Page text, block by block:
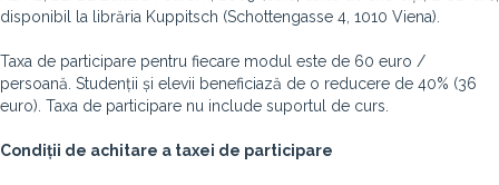
disponibil la librăria Kuppitsch (Schottengasse 4, 1010 Viena).
Taxa de participare pentru fiecare modul este de 60 euro /
persoană. Studenții și elevii beneficiază de o reducere de 40% (36
euro). Taxa de participare nu include suportul de curs.
Condiții de achitare a taxei de participare